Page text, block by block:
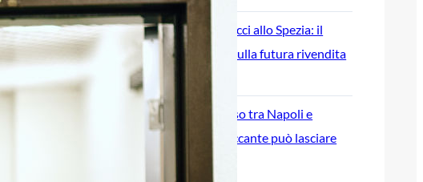
Cessione di Ciocci allo Spezia: il
Cagliari punta sulla futura rivendita
7 Agosto 2026
Esposito conteso tra Napoli e
Atalanta: l’attaccante può lasciare